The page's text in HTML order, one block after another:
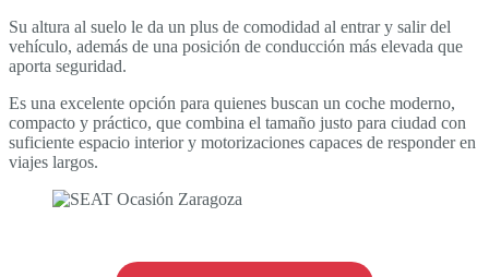
Su altura al suelo le da un plus de comodidad al entrar y salir del
vehículo, además de una posición de conducción más elevada que
aporta seguridad.
Es una excelente opción para quienes buscan un coche moderno,
compacto y práctico, que combina el tamaño justo para ciudad con
suficiente espacio interior y motorizaciones capaces de responder en
viajes largos.